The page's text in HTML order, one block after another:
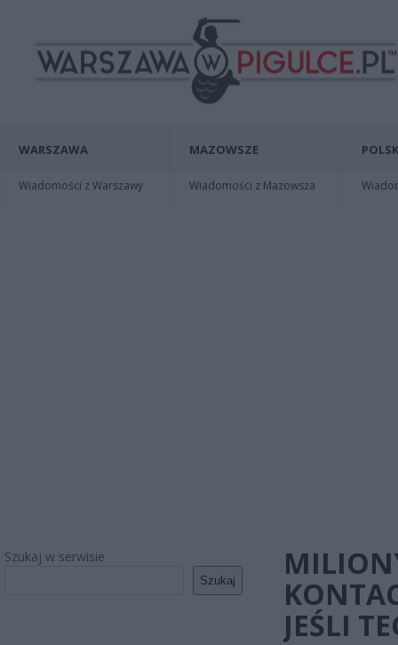
WARSZAWA
Wiadomości z Warszawy
MAZOWSZE
Wiadomości z Mazowsza
Szukaj w serwisie
Szukaj
JEŚLI